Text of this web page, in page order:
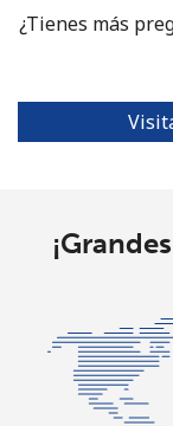
Línea fija
Celular
Línea fija
Celular
Guam
¿Tienes más